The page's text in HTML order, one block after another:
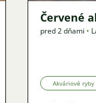
Červené
pred 2 dňami •
Akváriové ryby